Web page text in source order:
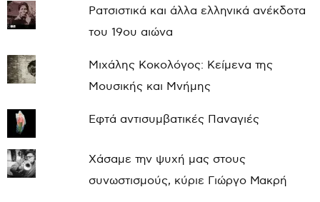
Ρατσιστικά και άλλα ελληνικά ανέκδοτα
του 19ου αιώνα
Μιχάλης Κοκολόγος: Κείμενα της
Μουσικής και Μνήμης
Εφτά αντισυμβατικές Παναγιές
Χάσαμε την ψυχή μας στους
συνωστισμούς, κύριε Γιώργο Μακρή